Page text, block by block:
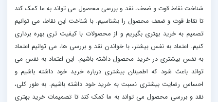
شناخت نقاط قوت و ضعف، نقد و بررسی محصول می تواند به ما کمک کند
تا نقاط قوت و ضعف محصول را بشناسیم. با شناخت این نقاط، می توانیم
تصمیم به خرید بهتری بگیریم و از محصولات با کیفیت تری بهره برداری
کنیم. اعتماد به نفس بیشتر، با خواندن نقد و بررسی ها، می توانیم اعتماد
به نفس بیشتری در خرید محصول داشته باشیم. این اعتماد به نفس می
تواند باعث شود که اطمینان بیشتری درباره خرید خود داشته باشیم و
احساس رضایت بیشتری نسبت به خرید خود داشته باشیم. به طور کلی،
نقد و بررسی محصول می تواند به ما کمک کند تا تصمیمات خرید بهتری